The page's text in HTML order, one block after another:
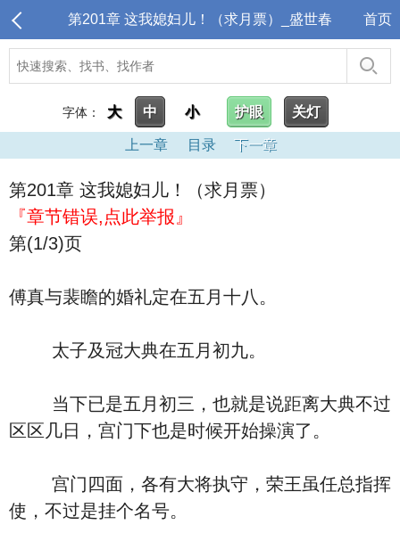
第201章 这我媳妇儿！（求月票）_盛世春 首页
字体： 大 中 小 护眼 关灯
上一章 目录 下一章
第201章 这我媳妇儿！（求月票）
『章节错误,点此举报』
第(1/3)页
傅真与裴瞻的婚礼定在五月十八。
太子及冠大典在五月初九。
当下已是五月初三，也就是说距离大典不过
区区几日，宫门下也是时候开始操演了。
宫门四面，各有大将执守，荣王虽任总指挥
使，不过是挂个名号。